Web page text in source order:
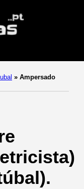
» Ampersado